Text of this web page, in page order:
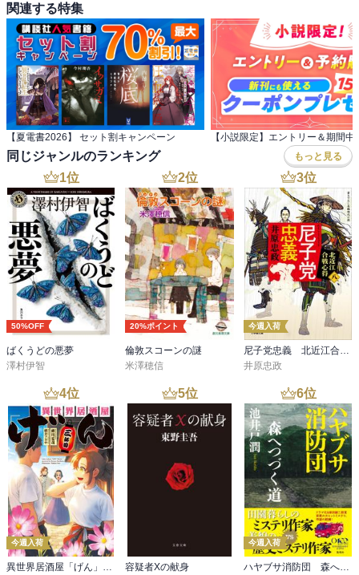
関連する特集
【夏電書2026】 セット割キャンペーン
同じジャンルのランキング もっと見る
1位
50%OFF
ばくうどの悪夢
澤村伊智
2位
20%ポイント
倫敦スコーンの謎
米澤穂信
3位
今週入荷
尼子党忠義 北近江合戦心得〈八〉
井原忠政
4位
今週入荷
5位
容疑者Xの献身
6位
今週入荷